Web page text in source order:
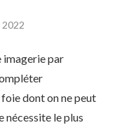
2022
imagerie par
dont on ne peut
nécessite le plus